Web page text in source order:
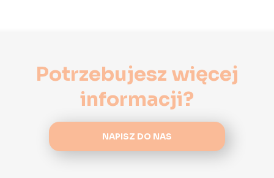
Potrzebujesz więcej
informacji?
NAPISZ DO NAS